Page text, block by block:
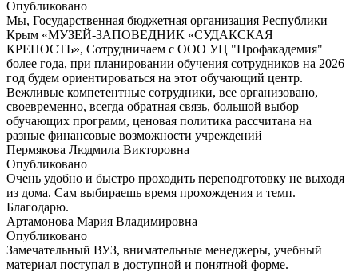
Опубликовано
Мы, Государственная бюджетная организация Республики
Крым «МУЗЕЙ-ЗАПОВЕДНИК «СУДАКСКАЯ
КРЕПОСТЬ», Сотрудничаем с ООО УЦ "Профакадемия"
более года, при планировании обучения сотрудников на 2026
год будем ориентироваться на этот обучающий центр.
Вежливые компетентные сотрудники, все организовано,
своевременно, всегда обратная связь, большой выбор
обучающих программ, ценовая политика рассчитана на
разные финансовые возможности учреждений
Пермякова Людмила Викторовна
Опубликовано
Очень удобно и быстро проходить переподготовку не выходя
из дома. Сам выбираешь время прохождения и темп.
Благодарю.
Артамонова Мария Владимировна
Опубликовано
Замечательный ВУЗ, внимательные менеджеры, учебный
материал поступал в доступной и понятной форме.